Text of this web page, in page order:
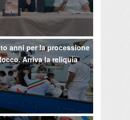
anni per la processione
Arriva la reliquia